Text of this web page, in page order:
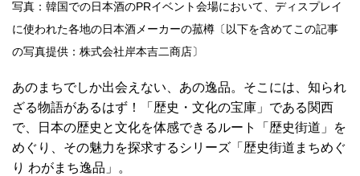
写真：韓国での日本酒のPRイベント会場において、ディスプレイ
に使われた各地の日本酒メーカーの菰樽〔以下を含めてこの記事
の写真提供：株式会社岸本吉二商店〕
あのまちでしか出会えない、あの逸品。そこには、知られ
ざる物語があるはず！「歴史・文化の宝庫」である関西
で、日本の歴史と文化を体感できるルート「歴史街道」を
めぐり、その魅力を探求するシリーズ「歴史街道まちめぐ
り わがまち逸品」。